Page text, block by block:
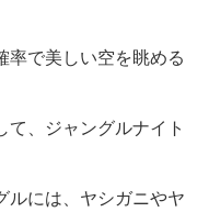
率で美しい空を眺める
、ジャングルナイト
ルには、ヤシガニやヤ